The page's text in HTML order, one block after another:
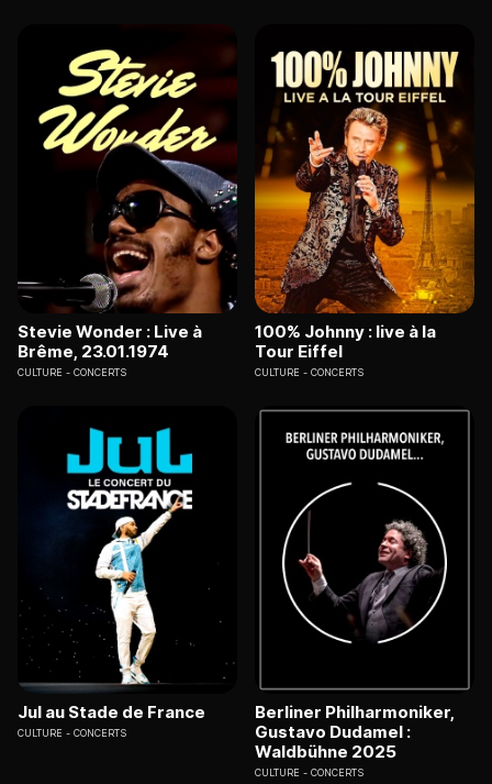
Stevie Wonder : Live à
Brême, 23.01.1974
CULTURE CONCERTS
100% Johnny : live à la
Tour Eiffel
CULTURE CONCERTS
Jul au Stade de France
CULTURE CONCERTS
Berliner Philharmoniker,
Gustavo Dudamel :
Waldbühne 2025
CULTURE CONCERTS